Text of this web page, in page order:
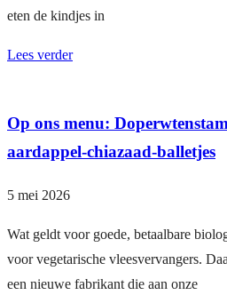
eten de kindjes in
Lees verder
Op ons menu:
aardappel-chiazaad-balletjes
5 mei 2026
Wat geldt voor goede, betaalbare
voor vegetarische vleesvervangers.
een nieuwe fabrikant die aan onze